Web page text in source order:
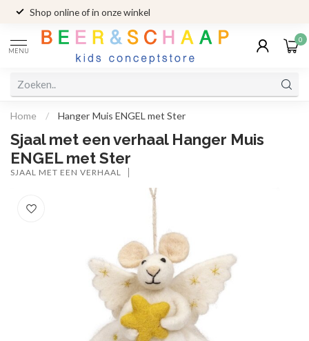
Shop online of in onze winkel
MENU
0
Home / Hanger Muis ENGEL met Ster
Sjaal met een verhaal Hanger Muis
ENGEL met Ster
SJAAL MET EEN VERHAAL